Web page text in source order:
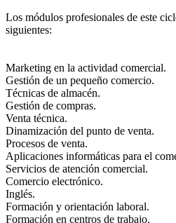
Los módulos profesionales de este
siguientes:
Marketing en la actividad comercial.
Gestión de un pequeño comercio.
Técnicas de almacén.
Gestión de compras.
Venta técnica.
Dinamización del punto de venta.
Procesos de venta.
Aplicaciones informáticas para el
Servicios de atención comercial.
Comercio electrónico.
Inglés.
Formación y orientación laboral.
Formación en centros de trabajo.